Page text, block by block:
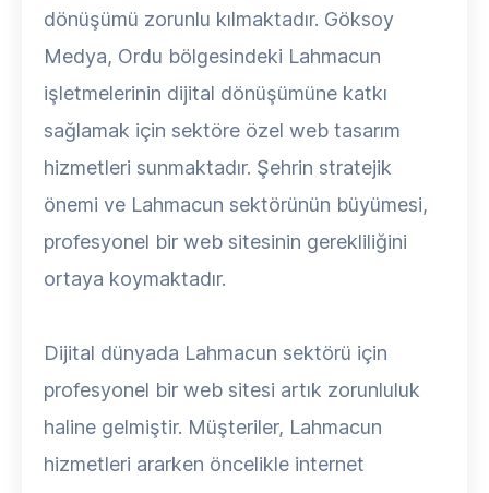
dönüşümü zorunlu kılmaktadır. Göksoy
Medya, Ordu bölgesindeki Lahmacun
işletmelerinin dijital dönüşümüne katkı
sağlamak için sektöre özel web tasarım
hizmetleri sunmaktadır. Şehrin stratejik
önemi ve Lahmacun sektörünün büyümesi,
profesyonel bir web sitesinin gerekliliğini
ortaya koymaktadır.
Dijital dünyada Lahmacun sektörü için
profesyonel bir web sitesi artık zorunluluk
haline gelmiştir. Müşteriler, Lahmacun
hizmetleri ararken öncelikle internet